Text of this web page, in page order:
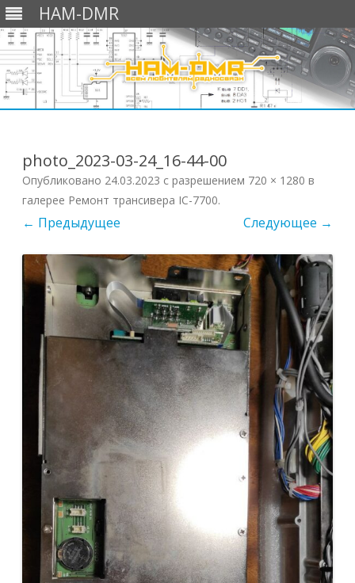
HAM-DMR
photo_2023-03-24_16-44-00
Опубликовано 24.03.2023 с разрешением 720 × 1280 в
галерее Ремонт трансивера IC-7700.
← Предыдущее Следующее →